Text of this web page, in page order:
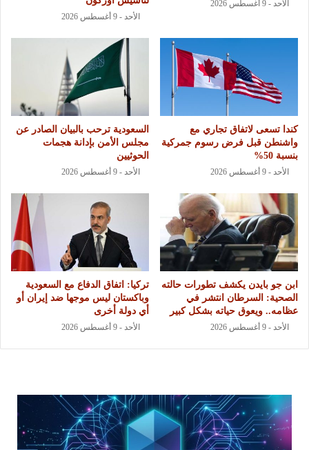
الأحد - 9 أغسطس 2026
الأحد - 9 أغسطس 2026
كندا تسعى لاتفاق تجاري مع
واشنطن قبل فرض رسوم جمركية
بنسبة 50%
الأحد - 9 أغسطس 2026
السعودية ترحب بالبيان الصادر عن
مجلس الأمن بإدانة هجمات
الحوثيين
الأحد - 9 أغسطس 2026
ابن جو بايدن يكشف تطورات حالته
الصحية: السرطان انتشر في
عظامه.. ويعوق حياته بشكل كبير
الأحد - 9 أغسطس 2026
تركيا: اتفاق الدفاع مع السعودية
وباكستان ليس موجها ضد إيران أو
أي دولة أخرى
الأحد - 9 أغسطس 2026